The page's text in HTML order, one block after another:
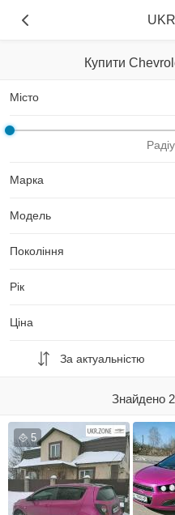
Купити
Місто
Марка
Модель
Покоління
Рік
Ціна
За актуальністю
Знайдено
5